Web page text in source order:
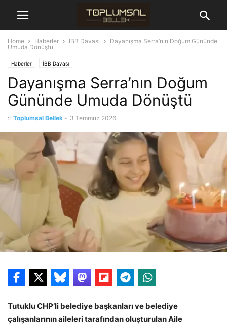
Home Haberler İBB Davası
Dayanışma Serra’nın Doğum Gününde
Umuda Dönüştü
Haberler İBB Davası
Dayanışma Serra’nın Doğum
Gününde Umuda Dönüştü
:: Toplumsal Bellek - 3 Temmuz 2026
Tutuklu CHP’li belediye başkanları ve belediye
çalışanlarının aileleri tarafından oluşturulan Aile